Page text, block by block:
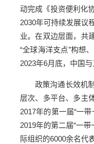
动完成《投资便利化
2030年可持续发展议
业。在双边层面，共
“全球海洋支点”构想
2023年6月底，中国
政策沟通长效机
层次、多平台、多主
2017年的第一届“一
2019年的第二届“一
际组织的6000余名代